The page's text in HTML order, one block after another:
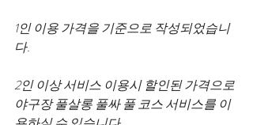
1인 이용 가격을 기준으로 작성되었습니
다.
2인 이상 서비스 이용시 할인된 가격으로
야구장 풀살롱 풀싸 풀 코스 서비스를 이